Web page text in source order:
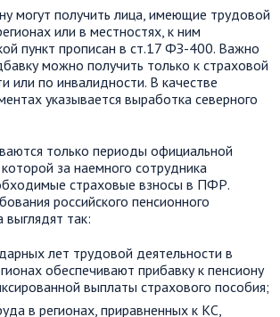
могут получить лица, имеющие трудовой
или в местностях, к ним
пункт прописан в ст.17 ФЗ-400. Важно
можно получить только к страховой
или по инвалидности. В качестве
указывается выработка северного
только периоды официальной
за наемного сотрудника
страховые взносы в ПФР.
российского пенсионного
выглядят так:
лет трудовой деятельности в
обеспечивают прибавку к пенсиону
выплаты страхового пособия;
в регионах, приравненных к КС,